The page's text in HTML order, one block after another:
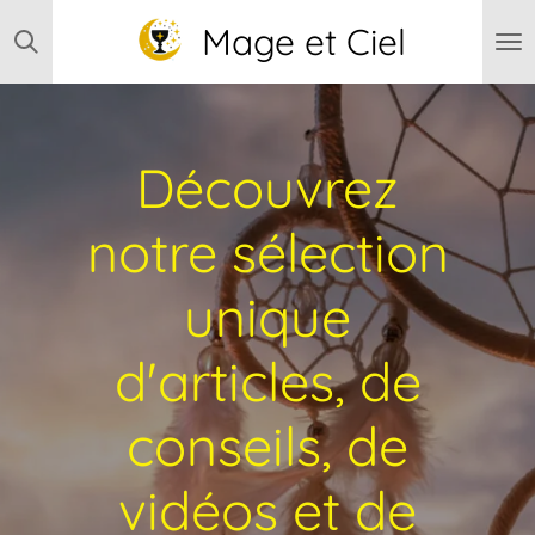
Passer
Mage et Ciel
Découvrez
notre sélection
unique
d'articles, de
conseils, de
vidéos et de